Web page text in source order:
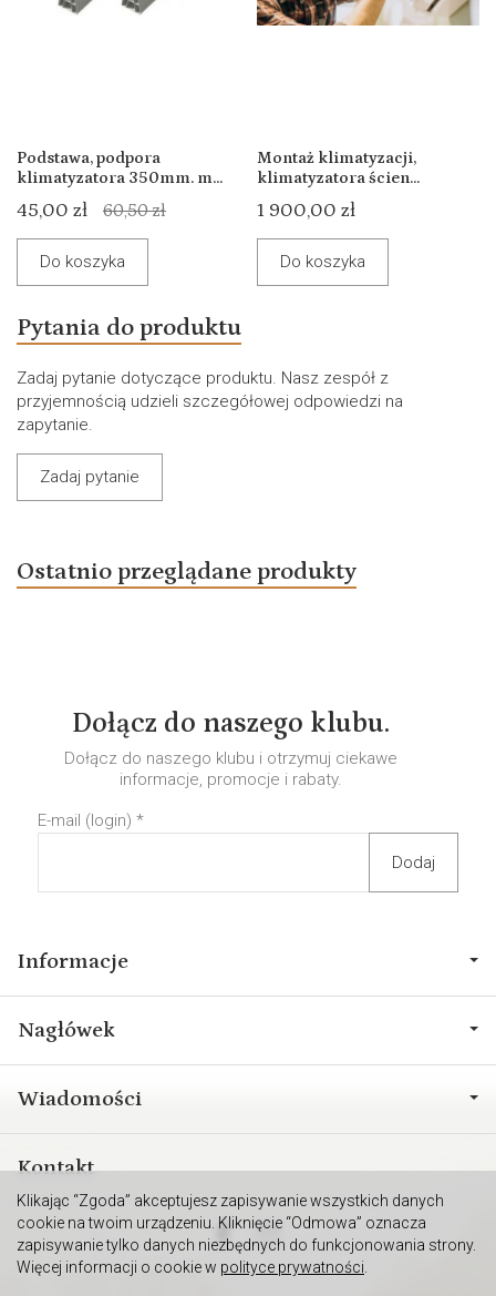
Podstawa, podpora
klimatyzatora 350mm. m...
45,00 zł 60,50 zł
Do koszyka
Montaż klimatyzacji,
klimatyzatora ścien...
1 900,00 zł
Do koszyka
Pytania do produktu
Zadaj pytanie dotyczące produktu. Nasz zespół z
przyjemnością udzieli szczegółowej odpowiedzi na
zapytanie.
Zadaj pytanie
Ostatnio przeglądane produkty
Dołącz do naszego klubu.
Dołącz do naszego klubu i otrzymuj ciekawe
informacje, promocje i rabaty.
E-mail (login) *
Informacje
Nagłówek
Wiadomości
Kontakt
Klikając “Zgoda” akceptujesz zapisywanie wszystkich danych
cookie na twoim urządzeniu. Kliknięcie “Odmowa” oznacza
zapisywanie tylko danych niezbędnych do funkcjonowania strony.
Więcej informacji o cookie w polityce prywatności